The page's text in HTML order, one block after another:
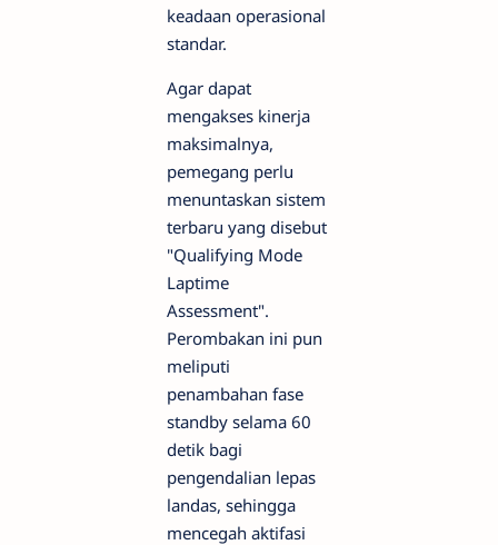
keadaan operasional
standar.
Agar dapat
mengakses kinerja
maksimalnya,
pemegang perlu
menuntaskan sistem
terbaru yang disebut
"Qualifying Mode
Laptime
Assessment".
Perombakan ini pun
meliputi
penambahan fase
standby selama 60
detik bagi
pengendalian lepas
landas, sehingga
mencegah aktifasi